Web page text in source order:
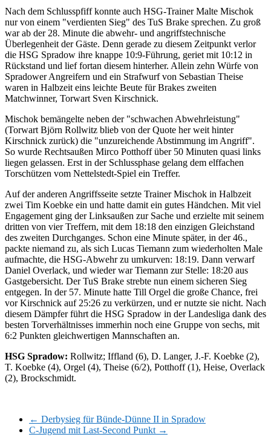
Nach dem Schlusspfiff konnte auch HSG-Trainer Malte Mischok
nur von einem "verdienten Sieg" des TuS Brake sprechen. Zu groß
war ab der 28. Minute die abwehr- und angriffstechnische
Überlegenheit der Gäste. Denn gerade zu diesem Zeitpunkt verlor
die HSG Spradow ihre knappe 10:9-Führung, geriet mit 10:12 in
Rückstand und lief fortan diesem hinterher. Allein zehn Würfe von
Spradower Angreifern und ein Strafwurf von Sebastian Theise
waren in Halbzeit eins leichte Beute für Brakes zweiten
Matchwinner, Torwart Sven Kirschnick.
Mischok bemängelte neben der "schwachen Abwehrleistung"
(Torwart Björn Rollwitz blieb von der Quote her weit hinter
Kirschnick zurück) die "unzureichende Abstimmung im Angriff".
So wurde Rechtsaußen Mirco Potthoff über 50 Minuten quasi links
liegen gelassen. Erst in der Schlussphase gelang dem elffachen
Torschützen vom Nettelstedt-Spiel ein Treffer.
Auf der anderen Angriffsseite setzte Trainer Mischok in Halbzeit
zwei Tim Koebke ein und hatte damit ein gutes Händchen. Mit viel
Engagement ging der Linksaußen zur Sache und erzielte mit seinem
dritten von vier Treffern, mit dem 18:18 den einzigen Gleichstand
des zweiten Durchganges. Schon eine Minute später, in der 46.,
packte niemand zu, als sich Lucas Tiemann zum wiederholten Male
aufmachte, die HSG-Abwehr zu umkurven: 18:19. Dann verwarf
Daniel Overlack, und wieder war Tiemann zur Stelle: 18:20 aus
Gastgebersicht. Der TuS Brake strebte nun einem sicheren Sieg
entgegen. In der 57. Minute hatte Till Orgel die große Chance, frei
vor Kirschnick auf 25:26 zu verkürzen, und er nutzte sie nicht. Nach
diesem Dämpfer führt die HSG Spradow in der Landesliga dank des
besten Torverhältnisses immerhin noch eine Gruppe von sechs, mit
6:2 Punkten gleichwertigen Mannschaften an.
HSG Spradow: Rollwitz; Iffland (6), D. Langer, J.-F. Koebke (2),
T. Koebke (4), Orgel (4), Theise (6/2), Potthoff (1), Heise, Overlack
(2), Brockschmidt.
← Derbysieg für Bünde-Dünne II in Spradow
C-Jugend mit Last-Second Punkt →